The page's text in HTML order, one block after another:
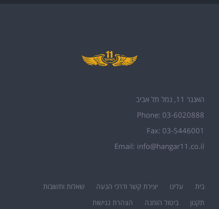
האנגר 11, נמל תל אביב
Phone: 03-6020888
Fax: 03-5446001
Email: info@hangar11.co.il
בית עלינו יצירת קשר ודרכי הגעה
שאלות ותשובות
תקנון
ביטול הזמנה הצהרת נגישות